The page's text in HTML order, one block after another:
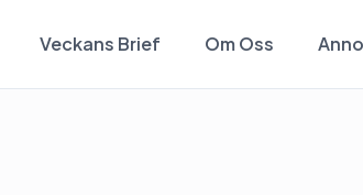
Veckans Brief Om Oss